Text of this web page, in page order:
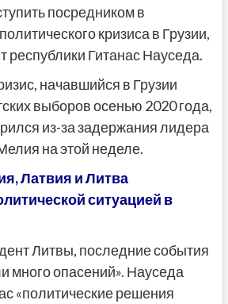
посредником в
кризиса в Грузии,
республики Гитанас Науседа.
начавшийся в Грузии
выборов осенью 2020 года,
из-за задержания лидера
на этой неделе.
Латвия и Литва
ситуацией в
Литвы, последние события
много опасений». Науседа
«политические решения